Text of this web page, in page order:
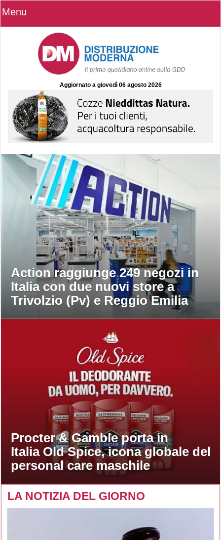
Menu
Aggiornato a giovedì 06 agosto 2026
Action raggiunge 249 negozi in
Italia con due nuovi store a
Trivolzio (Pv) e Reggio Emilia
Procter & Gamble porta in
Italia Old Spice, icona globale del
personal care maschile
LA NOTIZIA DEL GIORNO